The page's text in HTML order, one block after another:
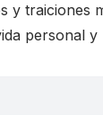
y traiciones
personal y